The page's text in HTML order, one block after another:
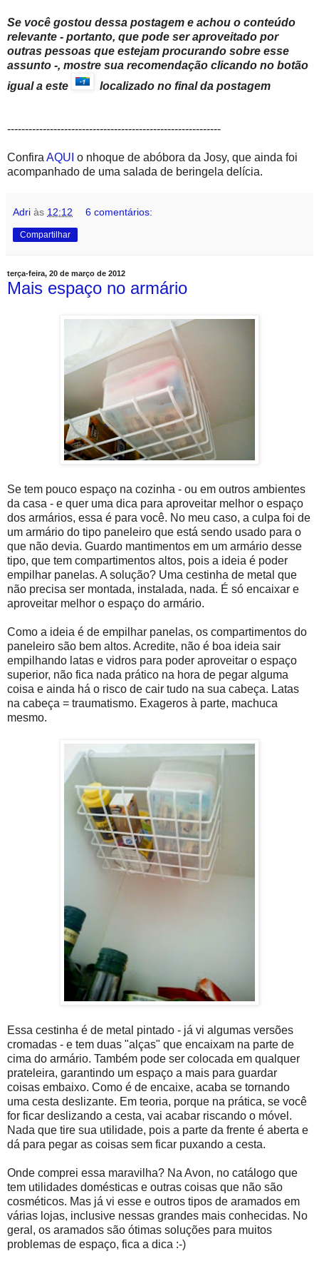
Se você gostou dessa postagem e achou o conteúdo
relevante - portanto, que pode ser aproveitado por
outras pessoas que estejam procurando sobre esse
assunto -, mostre sua recomendação clicando no botão
igual a este
localizado no final da postagem
------------------------------------------------------------
Confira AQUI o nhoque de abóbora da Josy, que ainda foi
acompanhado de uma salada de beringela delícia.
Adri às 12:12 6 comentários:
Compartilhar
terça-feira, 20 de março de 2012
Mais espaço no armário
Se tem pouco espaço na cozinha - ou em outros ambientes
da casa - e quer uma dica para aproveitar melhor o espaço
dos armários, essa é para você. No meu caso, a culpa foi de
um armário do tipo paneleiro que está sendo usado para o
que não devia. Guardo mantimentos em um armário desse
tipo, que tem compartimentos altos, pois a ideia é poder
empilhar panelas. A solução? Uma cestinha de metal que
não precisa ser montada, instalada, nada. É só encaixar e
aproveitar melhor o espaço do armário.
Como a ideia é de empilhar panelas, os compartimentos do
paneleiro são bem altos. Acredite, não é boa ideia sair
empilhando latas e vidros para poder aproveitar o espaço
superior, não fica nada prático na hora de pegar alguma
coisa e ainda há o risco de cair tudo na sua cabeça. Latas
na cabeça = traumatismo. Exageros à parte, machuca
mesmo.
Essa cestinha é de metal pintado - já vi algumas versões
cromadas - e tem duas "alças" que encaixam na parte de
cima do armário. Também pode ser colocada em qualquer
prateleira, garantindo um espaço a mais para guardar
coisas embaixo. Como é de encaixe, acaba se tornando
uma cesta deslizante. Em teoria, porque na prática, se você
for ficar deslizando a cesta, vai acabar riscando o móvel.
Nada que tire sua utilidade, pois a parte da frente é aberta e
dá para pegar as coisas sem ficar puxando a cesta.
Onde comprei essa maravilha? Na Avon, no catálogo que
tem utilidades domésticas e outras coisas que não são
cosméticos. Mas já vi esse e outros tipos de aramados em
várias lojas, inclusive nessas grandes mais conhecidas. No
geral, os aramados são ótimas soluções para muitos
problemas de espaço, fica a dica :-)